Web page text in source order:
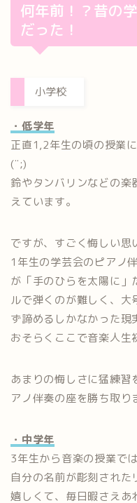
何年前！？昔の
だった！
小学校
・低学年
正直1,2年生の頃の授業
(¨;)
鈴やタンバリンなどの楽
えています。
ですが、すごく悔しい思
1年生の学芸会のピアノ
が「手のひらを太陽に
ルで弾くのが難しく、大
ず諦めるしかなかった現
おそらくここで音楽人生
あまりの悔しさに猛練
アノ伴奏の座を勝ち取
・中学年
3年生から音楽の授業で
自分の名前が彫刻され
嬉しくて、毎日暇さえあ